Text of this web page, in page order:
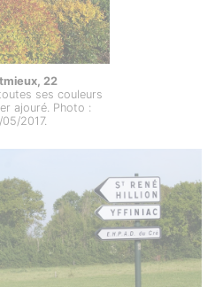
22
ses couleurs
ajouré. Photo :
05/2017.